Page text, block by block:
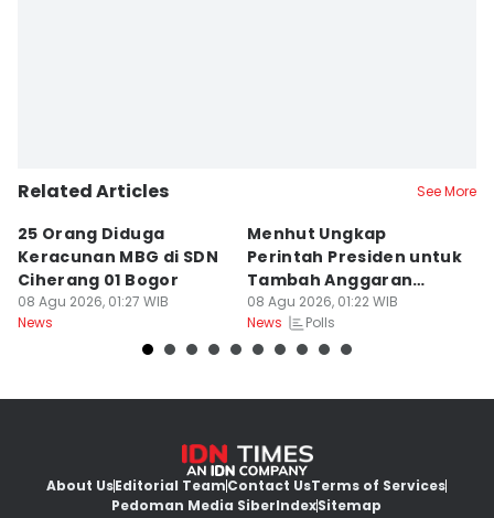
Related Articles See More
25 Orang Diduga
Keracunan MBG di SDN
Ciherang 01 Bogor
08 Agu 2026, 01:27 WIB
News
Menhut Ungkap
Perintah Presiden untuk
Tambah Anggaran
Pencegahan Karhutla
08 Agu 2026, 01:22 WIB
News
Polls
About UsEditorial TeamContact UsTerms of Services
Pedoman Media SiberIndexSitemap